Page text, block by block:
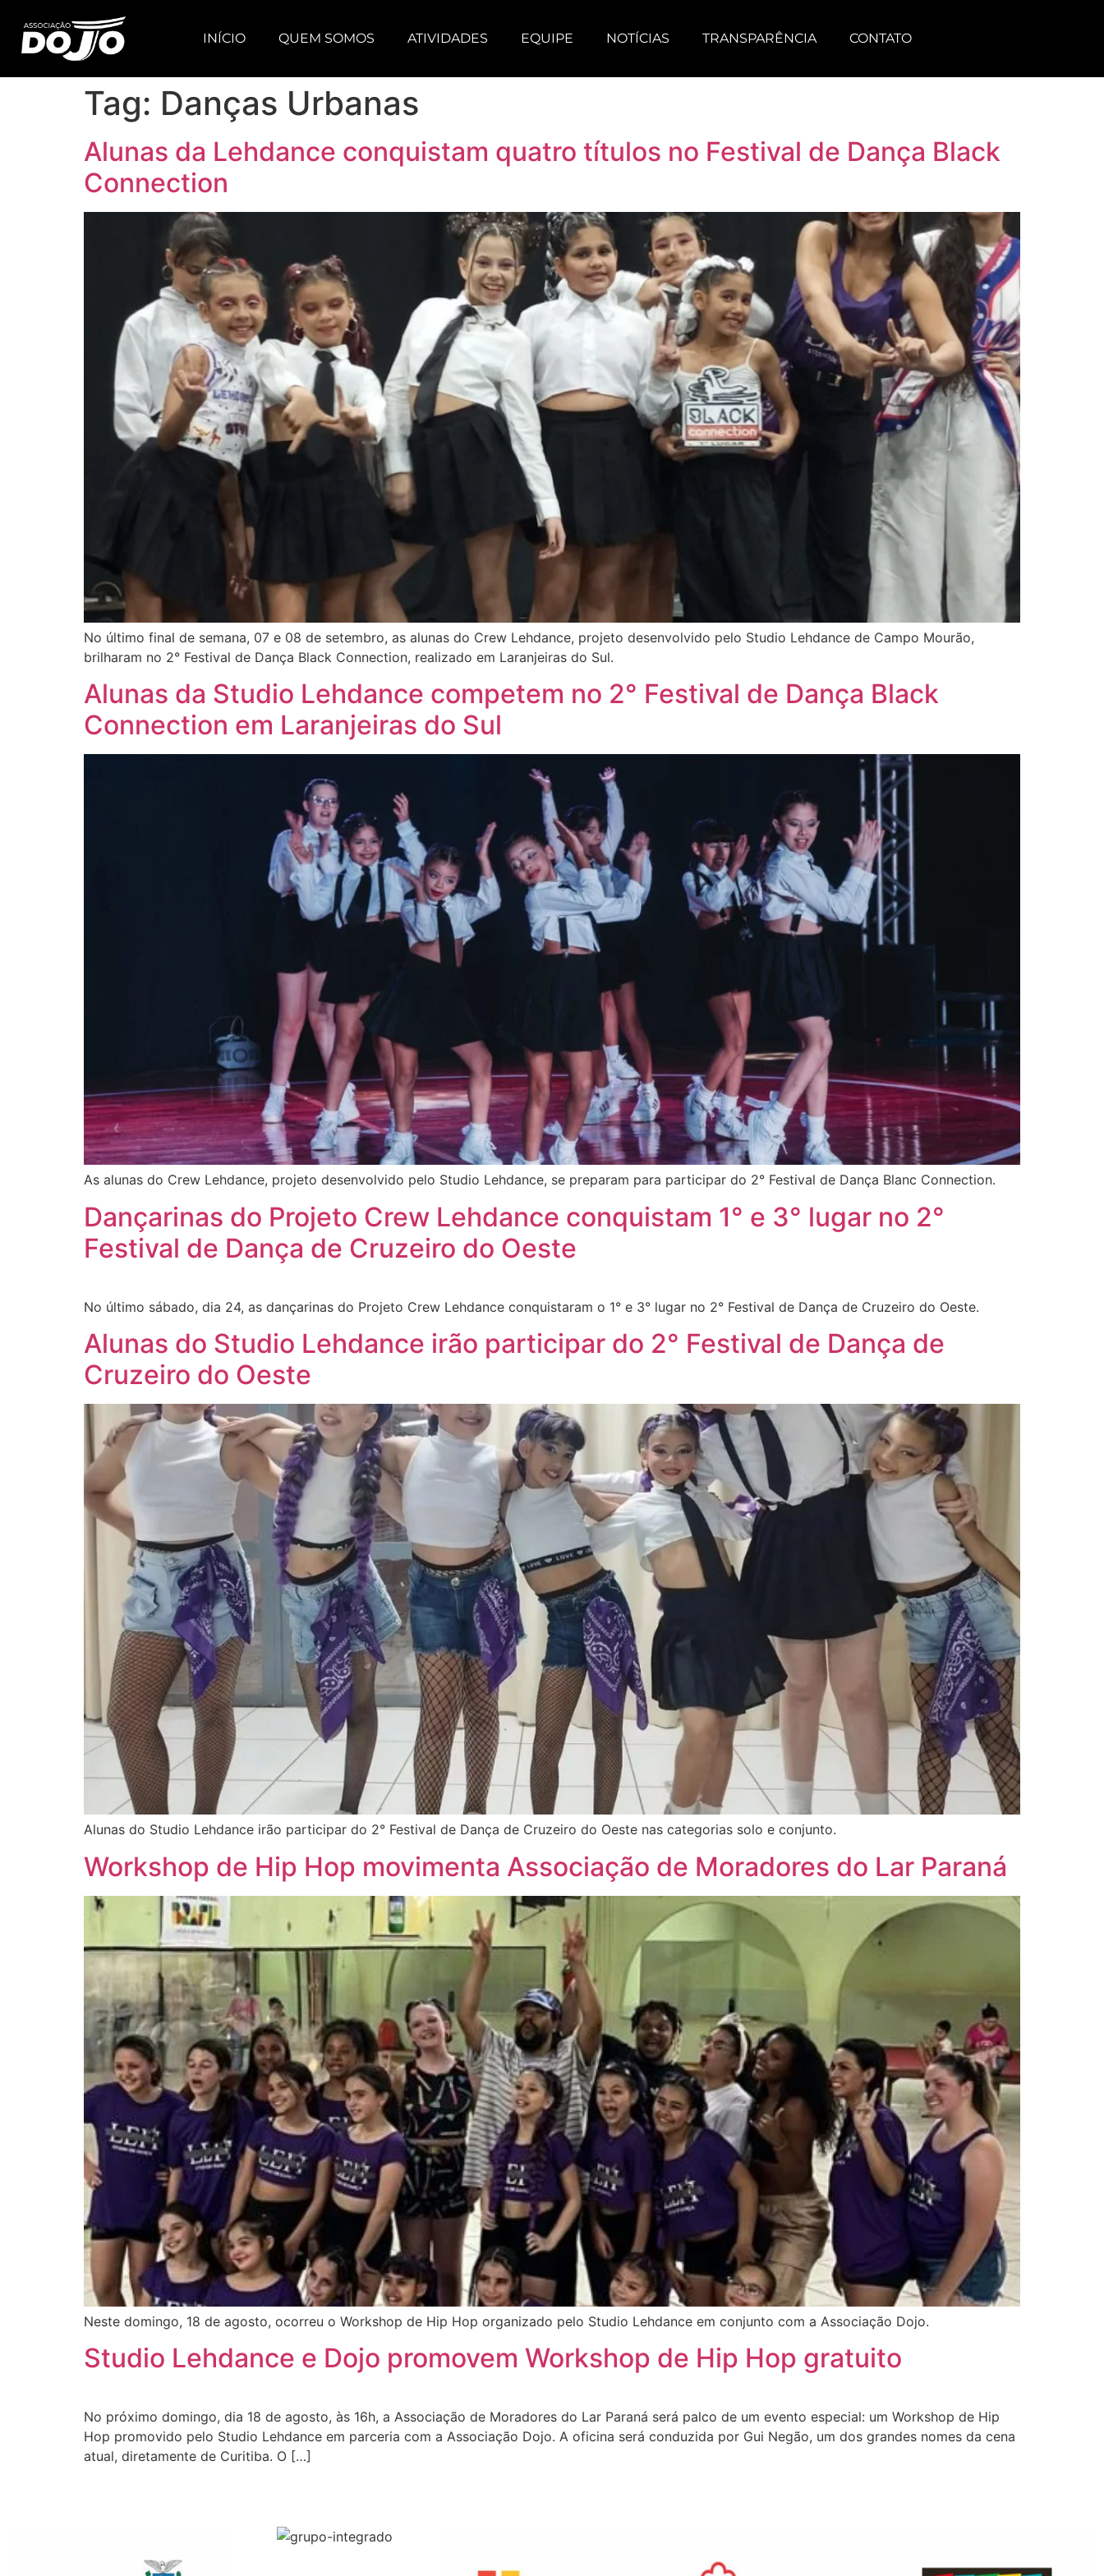
INÍCIO QUEM SOMOS ATIVIDADES EQUIPE NOTÍCIAS TRANSPARÊNCIA CONTATO
Tag: Danças Urbanas
Alunas da Lehdance conquistam quatro títulos no Festival de Dança Black
Connection
No último final de semana, 07 e 08 de setembro, as alunas do Crew Lehdance, projeto desenvolvido pelo Studio Lehdance de Campo Mourão,
brilharam no 2° Festival de Dança Black Connection, realizado em Laranjeiras do Sul.
Alunas da Studio Lehdance competem no 2° Festival de Dança Black
Connection em Laranjeiras do Sul
As alunas do Crew Lehdance, projeto desenvolvido pelo Studio Lehdance, se preparam para participar do 2° Festival de Dança Blanc Connection.
Dançarinas do Projeto Crew Lehdance conquistam 1° e 3° lugar no 2°
Festival de Dança de Cruzeiro do Oeste
No último sábado, dia 24, as dançarinas do Projeto Crew Lehdance conquistaram o 1° e 3° lugar no 2° Festival de Dança de Cruzeiro do Oeste.
Alunas do Studio Lehdance irão participar do 2° Festival de Dança de
Cruzeiro do Oeste
Alunas do Studio Lehdance irão participar do 2° Festival de Dança de Cruzeiro do Oeste nas categorias solo e conjunto.
Workshop de Hip Hop movimenta Associação de Moradores do Lar Paraná
Neste domingo, 18 de agosto, ocorreu o Workshop de Hip Hop organizado pelo Studio Lehdance em conjunto com a Associação Dojo.
Studio Lehdance e Dojo promovem Workshop de Hip Hop gratuito
No próximo domingo, dia 18 de agosto, às 16h, a Associação de Moradores do Lar Paraná será palco de um evento especial: um Workshop de Hip
Hop promovido pelo Studio Lehdance em parceria com a Associação Dojo. A oficina será conduzida por Gui Negão, um dos grandes nomes da cena
atual, diretamente de Curitiba. O […]